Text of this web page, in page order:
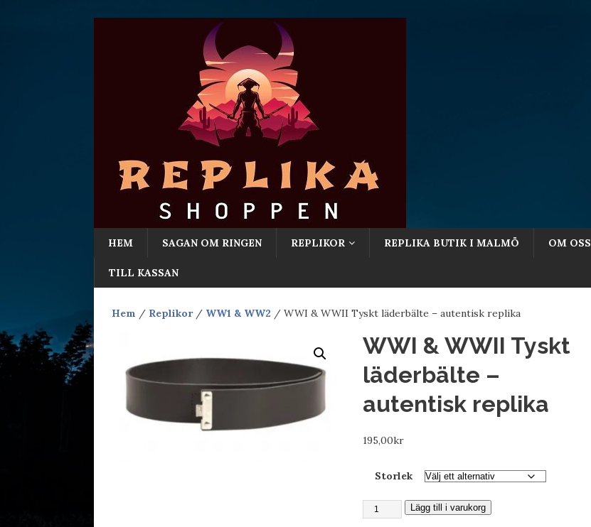
HEM SAGAN OM RINGEN REPLIKOR REPLIKA BUTIK I MALMÖ OM OSS
TILL KASSAN
Hem / Replikor/ WW1 & WW2 / WWI & WWII Tyskt läderbälte – autentisk replika
WWI & WWII Tyskt
läderbälte –
autentisk replika
195,00kr
Storlek
Lägg till i varukorg